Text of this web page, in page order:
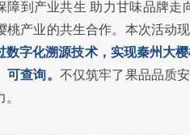
障到产业共生 助力甘味品牌
桃产业的共生合作。本次活动
数字化溯源技术，实现秦州大
查询。 不仅筑牢了果品品质